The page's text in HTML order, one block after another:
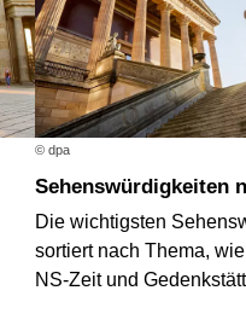
© dpa
Sehenswürdigkeiten
Die wichtigsten
sortiert nach Thema,
NS-Zeit und